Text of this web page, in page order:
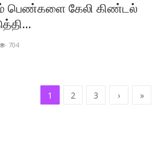
பெண்களை கேலி கிண்டல்
704
1 2 3 › »